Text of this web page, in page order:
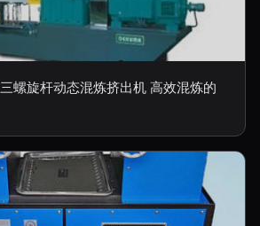
螺旋杆动态混炼挤出机 高效混炼的